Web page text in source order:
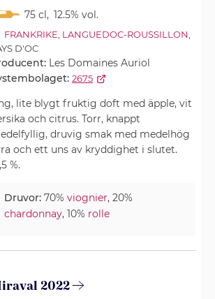
75 cl, 12.5% vol.
FRANKRIKE LANGUEDOC-ROUSSILLON
D'OC
Les Domaines Auriol
2675
lite blygt fruktig doft med äpple, vit
och citrus. Torr, knappt
druvig smak med medelhög
och ett uns av kryddighet i slutet.
%.
Druvor: 70%viognier, 20%
chardonnay, 10% rolle
2022